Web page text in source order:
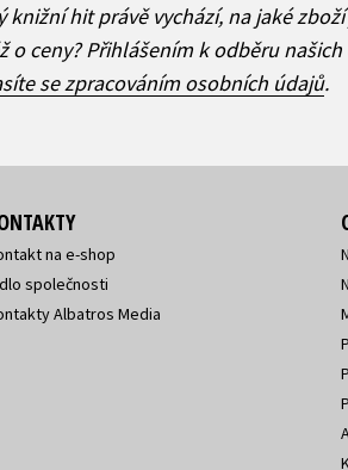
knižní hit právě vychází, na jaké
o ceny? Přihlášením k odběru
se zpracováním osobních údajů.
na e-shop
společnosti
Albatros Media